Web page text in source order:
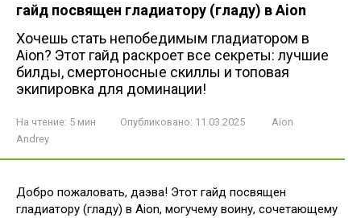
гайд посвящен гладиатору (гладу) в Aion
Хочешь стать непобедимым гладиатором в
Aion? Этот гайд раскроет все секреты: лучшие
билды, смертоносные скиллы и топовая
экипировка для доминации!
На чтение: 5 мин Опубликовано: 11.03.2025
Aion
Andrey
Добро пожаловать, даэва! Этот гайд посвящен
гладиатору (гладу) в Aion, могучему воину, сочетающему